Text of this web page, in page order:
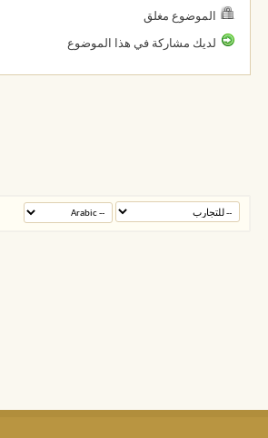
الموضوع مغلق
لديك مشاركة في هذا الموضوع